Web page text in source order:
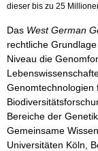
dieser bis zu 25
Das West German
rechtliche
Niveau die
Genomtechnologien
Bereiche der
Gemeinsame
Universitäten Köln,